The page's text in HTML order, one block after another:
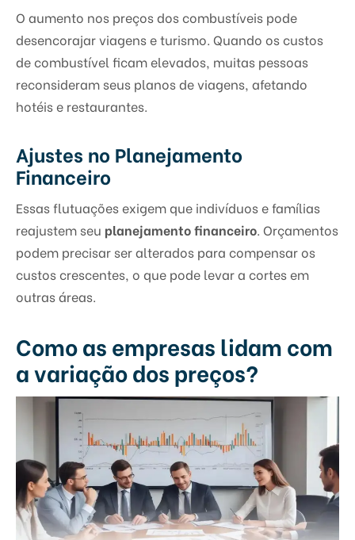
O aumento nos preços dos combustíveis pode
desencorajar viagens e turismo. Quando os custos
de combustível ficam elevados, muitas pessoas
reconsideram seus planos de viagens, afetando
hotéis e restaurantes.
Ajustes no Planejamento
Financeiro
Essas flutuações exigem que indivíduos e famílias
reajustem seu planejamento financeiro. Orçamentos
podem precisar ser alterados para compensar os
custos crescentes, o que pode levar a cortes em
outras áreas.
Como as empresas lidam com
a variação dos preços?